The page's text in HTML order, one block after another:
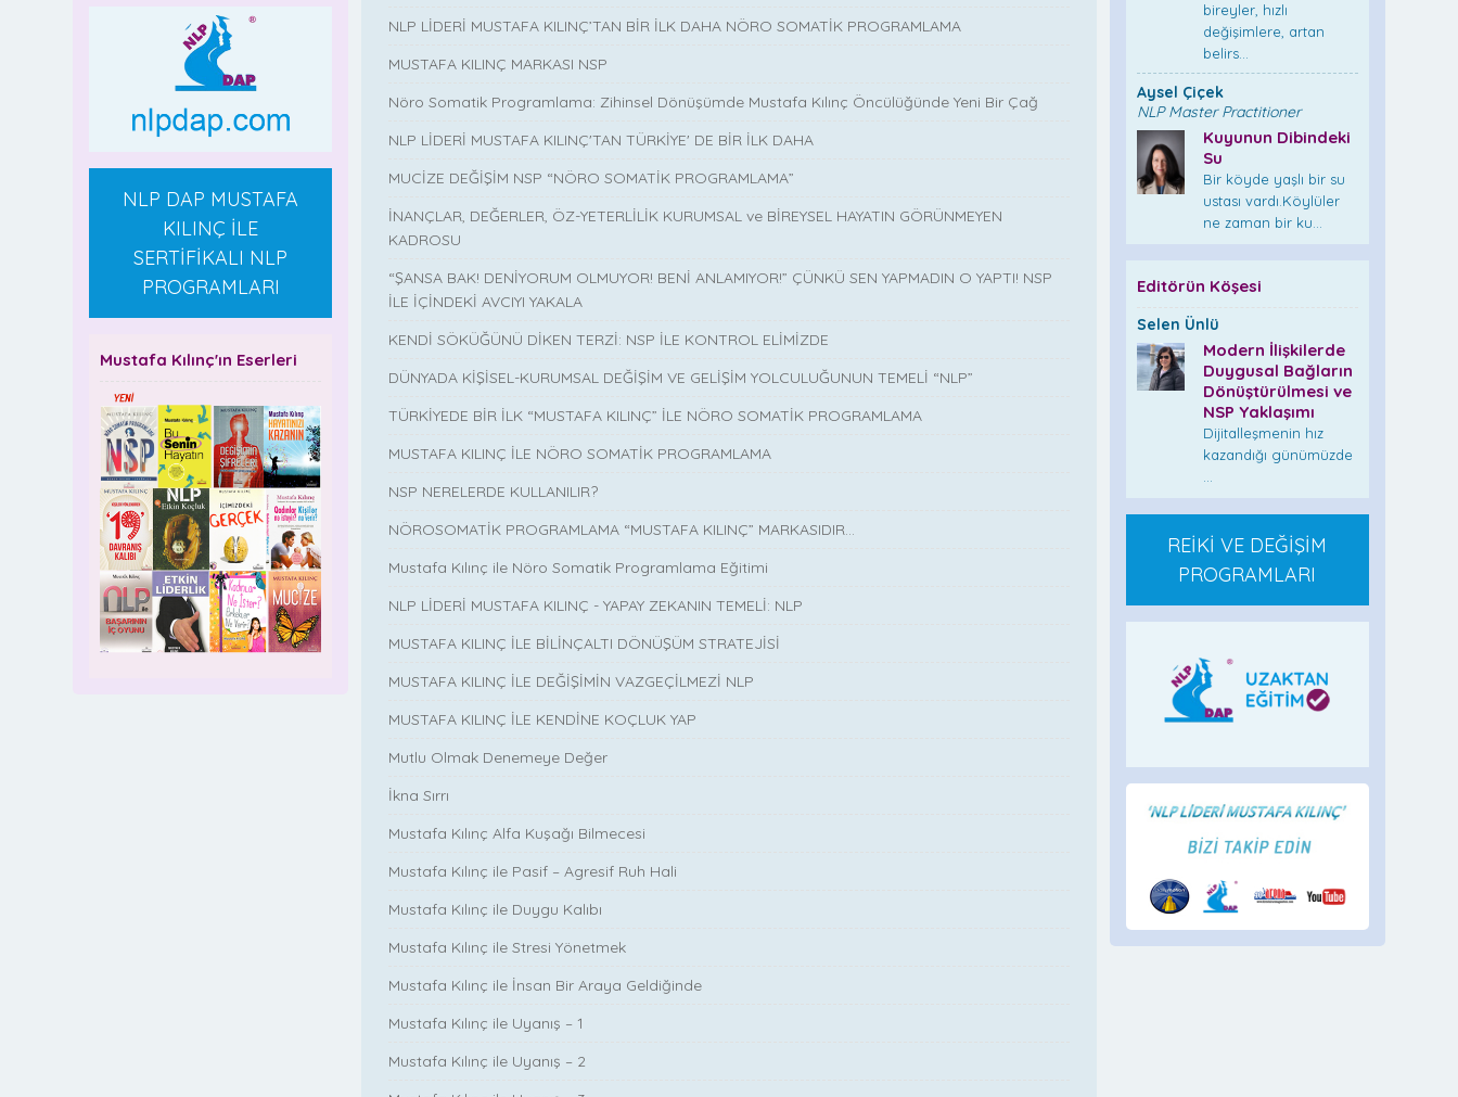
NLP DAP MUSTAFA
KILINÇ İLE
SERTİFİKALI NLP
PROGRAMLARI
Mustafa Kılınç'ın Eserleri
NLP LİDERİ MUSTAFA KILINÇ’TAN BİR İLK DAHA NÖRO SOMATİK PROGRAMLAMA
MUSTAFA KILINÇ MARKASI NSP
Nöro Somatik Programlama: Zihinsel Dönüşümde Mustafa Kılınç Öncülüğünde Yeni Bir Çağ
NLP LİDERİ MUSTAFA KILINÇ'TAN TÜRKİYE' DE BİR İLK DAHA
MUCİZE DEĞİŞİM NSP “NÖRO SOMATİK PROGRAMLAMA”
İNANÇLAR, DEĞERLER, ÖZ-YETERLİLİK KURUMSAL ve BİREYSEL HAYATIN GÖRÜNMEYEN
KADROSU
“ŞANSA BAK! DENİYORUM OLMUYOR! BENİ ANLAMIYOR!” ÇÜNKÜ SEN YAPMADIN O YAPTI! NSP
İLE İÇİNDEKİ AVCIYI YAKALA
KENDİ SÖKÜĞÜNÜ DİKEN TERZİ: NSP İLE KONTROL ELİMİZDE
DÜNYADA KİŞİSEL-KURUMSAL DEĞİŞİM VE GELİŞİM YOLCULUĞUNUN TEMELİ “NLP”
TÜRKİYEDE BİR İLK “MUSTAFA KILINÇ” İLE NÖRO SOMATİK PROGRAMLAMA
MUSTAFA KILINÇ İLE NÖRO SOMATİK PROGRAMLAMA
NSP NERELERDE KULLANILIR?
NÖROSOMATİK PROGRAMLAMA “MUSTAFA KILINÇ” MARKASIDIR…
Mustafa Kılınç ile Nöro Somatik Programlama Eğitimi
NLP LİDERİ MUSTAFA KILINÇ - YAPAY ZEKANIN TEMELİ: NLP
MUSTAFA KILINÇ İLE BİLİNÇALTI DÖNÜŞÜM STRATEJİSİ
MUSTAFA KILINÇ İLE DEĞİŞİMİN VAZGEÇİLMEZİ NLP
MUSTAFA KILINÇ İLE KENDİNE KOÇLUK YAP
Mutlu Olmak Denemeye Değer
İkna Sırrı
Mustafa Kılınç Alfa Kuşağı Bilmecesi
Mustafa Kılınç ile Pasif – Agresif Ruh Hali
Mustafa Kılınç ile Duygu Kalıbı
Mustafa Kılınç ile Stresi Yönetmek
Mustafa Kılınç ile İnsan Bir Araya Geldiğinde
Mustafa Kılınç ile Uyanış – 1
Mustafa Kılınç ile Uyanış – 2
bireyler, hızlı
değişimlere, artan
belirs...
Aysel Çiçek
NLP Master Practitioner
Kuyunun Dibindeki
Su
Bir köyde yaşlı bir su
ustası vardı.Köylüler
ne zaman bir ku...
Editörün Köşesi
Selen Ünlü
Modern İlişkilerde
Duygusal Bağların
Dönüştürülmesi ve
NSP Yaklaşımı
Dijitalleşmenin hız
kazandığı günümüzde
...
REİKİ VE DEĞİŞİM
PROGRAMLARI